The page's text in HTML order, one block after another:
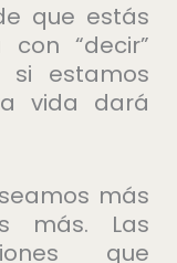
que estás
“decir”
si estamos
vida dará
más
más. Las
que